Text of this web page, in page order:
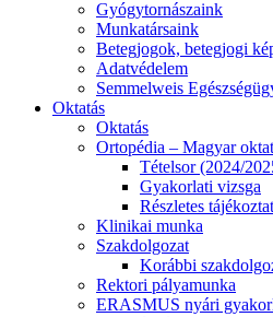
Gyógytornászaink
Munkatársaink
Betegjogok, betegjogi
Adatvédelem
Semmelweis
Oktatás
Oktatás
Ortopédia – Magyar
Tételsor (2024/
Gyakorlati vizsga
Részletes
Klinikai munka
Szakdolgozat
Korábbi
Rektori pályamunka
ERASMUS nyári